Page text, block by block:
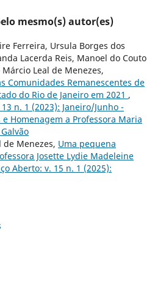
mesmo(s) autor(es)
Ferreira, Ursula Borges dos
Lacerda Reis, Manoel do Couto
Leal de Menezes,
Comunidades Remanescentes de
do Rio de Janeiro em 2021 ,
n. 1 (2023): Janeiro/Junho -
Homenagem a Professora Maria
de Menezes, Uma pequena
Josette Lydie Madeleine
Aberto: v. 15 n. 1 (2025):